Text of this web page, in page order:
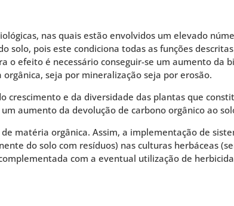
nas quais estão envolvidos um elevado
pois este condiciona todas as funções
efeito é necessário conseguir-se um aumento da
seja por mineralização seja por erosão.
crescimento e da diversidade das plantas que
aumento da devolução de carbono orgânico ao
matéria orgânica. Assim, a implementação de
do solo com resíduos) nas culturas herbáceas
com a eventual utilização de